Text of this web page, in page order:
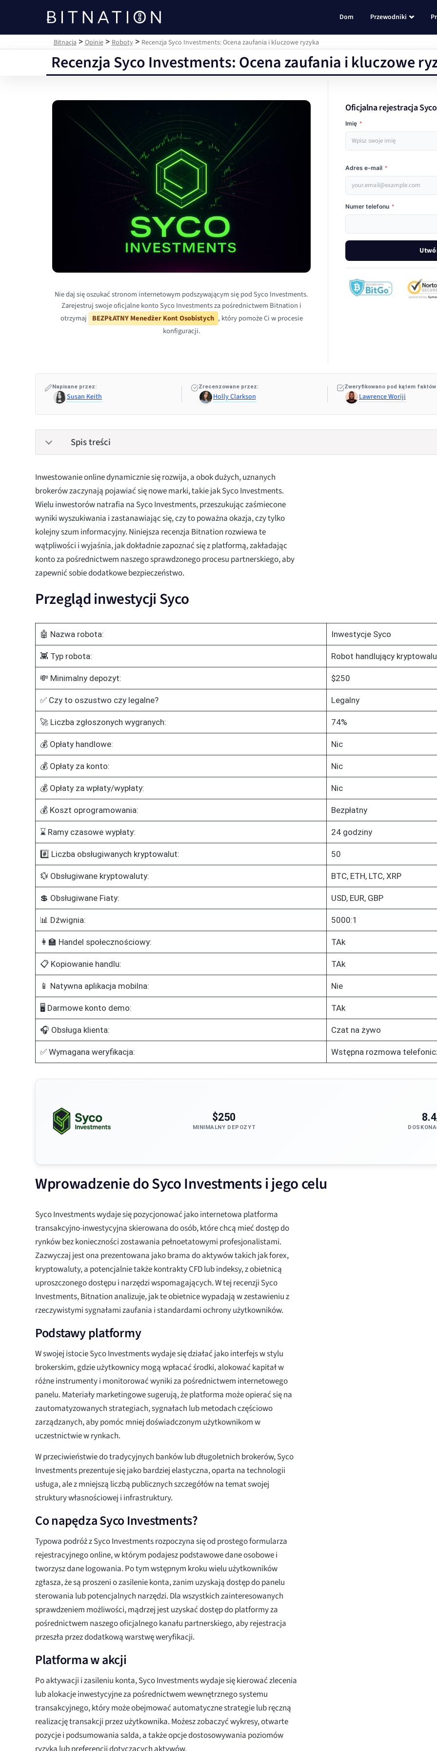
Bitnacja
Dom Przewodniki
Bitnacja >Opinie>Roboty> Recenzja Syco Investments: Ocena zaufania i kluczowe ryzyka
Recenzja Syco Investments: Ocena zaufania i kluczowe
Nie daj się oszukać stronom internetowym podszywającym się pod Syco Investments.
Zarejestruj swoje oficjalne konto Syco Investments za pośrednictwem Bitnation i
otrzymaj
BEZPŁATNY Menedżer Kont Osobistych , który pomoże Ci w procesie
konfiguracji.
Oficjalna rejestracja
Imię *
Adres e-mail *
Numer telefonu *
Napisane przez:
Susan Keith
Zrecenzowane przez:
Holly Clarkson
Zweryfikowano pod kątem
Lawrence Woriji
Spis treści
Inwestowanie online dynamicznie się rozwija, a obok dużych, uznanych
brokerów zaczynają pojawiać się nowe marki, takie jak Syco Investments.
Wielu inwestorów natrafia na Syco Investments, przeszukując zaśmiecone
wyniki wyszukiwania i zastanawiając się, czy to poważna okazja, czy tylko
kolejny szum informacyjny. Niniejsza recenzja Bitnation rozwiewa te
wątpliwości i wyjaśnia, jak dokładnie zapoznać się z platformą, zakładając
konto za pośrednictwem naszego sprawdzonego procesu partnerskiego, aby
zapewnić sobie dodatkowe bezpieczeństwo.
Przegląd inwestycji Syco
🤖 Nazwa robota: Inwestycje Syco
👾 Typ robota: Robot handlujący
💸 Minimalny depozyt: $250
✅ Czy to oszustwo czy legalne? Legalny
🚀 Liczba zgłoszonych wygranych: 74%
💰 Opłaty handlowe: Nic
💰 Opłaty za konto: Nic
💰 Opłaty za wpłaty/wypłaty: Nic
💰 Koszt oprogramowania: Bezpłatny
⌛ Ramy czasowe wypłaty: 24 godziny
#️⃣ Liczba obsługiwanych kryptowalut: 50
💱 Obsługiwane kryptowaluty: BTC, ETH, LTC, XRP
💲 Obsługiwane Fiaty: USD, EUR, GBP
📊 Dźwignia: 5000:1
👩‍🏫 Handel społecznościowy: TAk
📋 Kopiowanie handlu: TAk
📱 Natywna aplikacja mobilna: Nie
🖥️ Darmowe konto demo: TAk
🎧 Obsługa klienta: Czat na żywo
✅ Wymagana weryfikacja: Wstępna rozmowa
$250
MINIMALNY DEPOZYT
Wprowadzenie do Syco Investments i jego celu
Syco Investments wydaje się pozycjonować jako internetowa platforma
transakcyjno-inwestycyjna skierowana do osób, które chcą mieć dostęp do
rynków bez konieczności zostawania pełnoetatowymi profesjonalistami.
Zazwyczaj jest ona prezentowana jako brama do aktywów takich jak forex,
kryptowaluty, a potencjalnie także kontrakty CFD lub indeksy, z obietnicą
uproszczonego dostępu i narzędzi wspomagających. W tej recenzji Syco
Investments, Bitnation analizuje, jak te obietnice wypadają w zestawieniu z
rzeczywistymi sygnałami zaufania i standardami ochrony użytkowników.
Podstawy platformy
W swojej istocie Syco Investments wydaje się działać jako interfejs w stylu
brokerskim, gdzie użytkownicy mogą wpłacać środki, alokować kapitał w
różne instrumenty i monitorować wyniki za pośrednictwem internetowego
panelu. Materiały marketingowe sugerują, że platforma może opierać się na
zautomatyzowanych strategiach, sygnałach lub metodach częściowo
zarządzanych, aby pomóc mniej doświadczonym użytkownikom w
uczestnictwie w rynkach.
W przeciwieństwie do tradycyjnych banków lub długoletnich brokerów, Syco
Investments prezentuje się jako bardziej elastyczna, oparta na technologii
usługa, ale z mniejszą liczbą publicznych szczegółów na temat swojej
struktury własnościowej i infrastruktury.
Co napędza Syco Investments?
Typowa podróż z Syco Investments rozpoczyna się od prostego formularza
rejestracyjnego online, w którym podajesz podstawowe dane osobowe i
tworzysz dane logowania. Po tym wstępnym kroku wielu użytkowników
zgłasza, że są proszeni o zasilenie konta, zanim uzyskają dostęp do panelu
sterowania lub potencjalnych narzędzi. Dla wszystkich zainteresowanych
sprawdzeniem możliwości, mądrzej jest uzyskać dostęp do platformy za
pośrednictwem naszego oficjalnego kanału partnerskiego, aby rejestracja
przeszła przez dodatkową warstwę weryfikacji.
Platforma w akcji
Po aktywacji i zasileniu konta, Syco Investments wydaje się kierować zlecenia
lub alokacje inwestycyjne za pośrednictwem wewnętrznego systemu
transakcyjnego, który może obejmować automatyczne strategie lub ręczną
realizację transakcji przez użytkownika. Możesz zobaczyć wykresy, otwarte
pozycje i podsumowania salda, a także opcje dostosowywania poziomów